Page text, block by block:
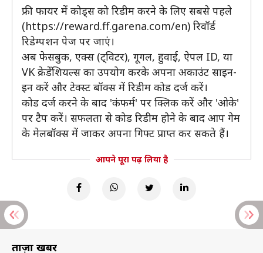
फ्री फायर में कोड्स को रिडीम करने के लिए सबसे पहले
(https://reward.ff.garena.com/en) रिवॉर्ड
रिडेम्पशन पेज पर जाएं।
अब फेसबुक, एक्स (ट्विटर), गूगल, हुवाई, ऐपल ID, या
VK क्रेडेंशियल्स का उपयोग करके अपना अकाउंट साइन-
इन करें और टेक्स्ट बॉक्स में रिडीम कोड दर्ज करें।
कोड दर्ज करने के बाद 'कंफर्म' पर क्लिक करें और 'ओके'
पर टैप करें। सफलता से कोड रिडीम होने के बाद आप गेम
के मेलबॉक्स में जाकर अपना गिफ्ट प्राप्त कर सकते हैं।
आपने पूरा पढ़ लिया है
ताज़ा खबरें